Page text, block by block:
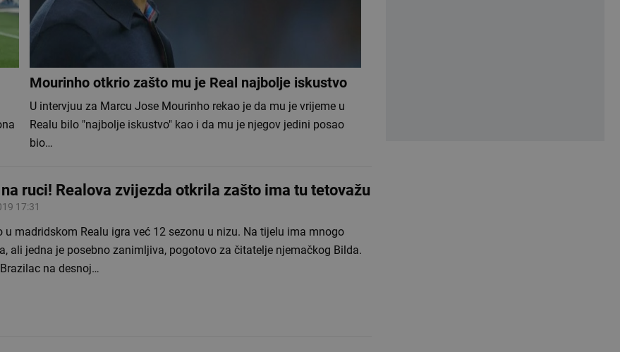
Mourinho otkrio zašto mu je Real najbolje iskustvo
U intervjuu za Marcu Jose Mourinho rekao je da mu je vrijeme u
Realu bilo "najbolje iskustvo" kao i da mu je njegov jedini posao
bio…
ruci! Realova zvijezda otkrila zašto ima tu tetovažu
17:31
u madridskom Realu igra već 12 sezonu u nizu. Na tijelu ima mnogo
ali jedna je posebno zanimljiva, pogotovo za čitatelje njemačkog Bilda.
na desnoj…